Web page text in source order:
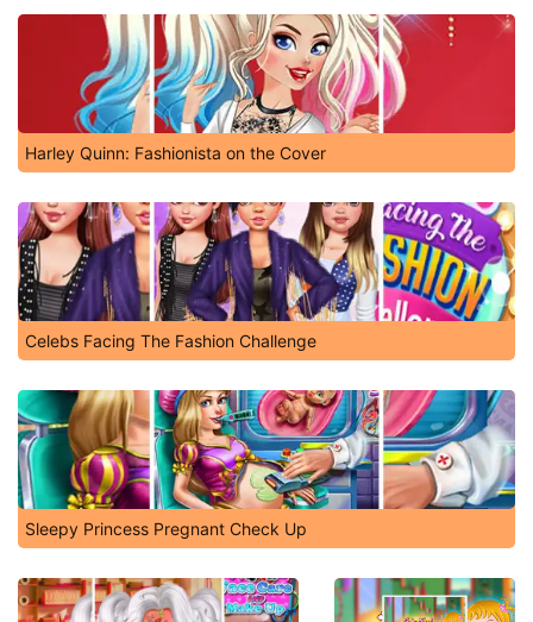
Harley Quinn: Fashionista on the Cover
Celebs Facing The Fashion Challenge
Sleepy Princess Pregnant Check Up